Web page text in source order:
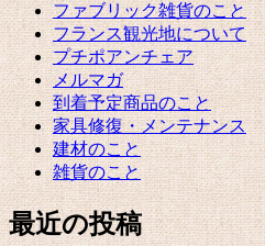
ファブリック雑貨のこと
フランス観光地について
プチポアンチェア
メルマガ
到着予定商品のこと
家具修復・メンテナンス
建材のこと
雑貨のこと
最近の投稿